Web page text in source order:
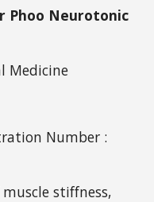
Phoo Neurotonic
Medicine
Number :
stiffness,